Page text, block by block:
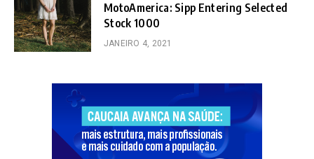
MotoAmerica: Sipp Entering Selected
Stock 1000
JANEIRO 4, 2021